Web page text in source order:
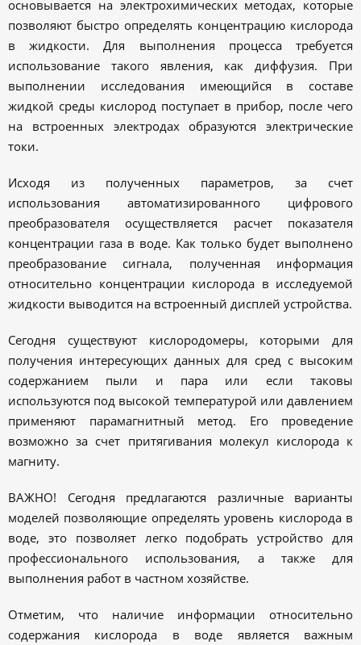
основывается на электрохимических методах, которые
позволяют быстро определять концентрацию кислорода
в жидкости. Для выполнения процесса требуется
использование такого явления, как диффузия. При
выполнении исследования имеющийся в составе
жидкой среды кислород поступает в прибор, после чего
на встроенных электродах образуются электрические
токи.
Исходя из полученных параметров, за счет
использования автоматизированного цифрового
преобразователя осуществляется расчет показателя
концентрации газа в воде. Как только будет выполнено
преобразование сигнала, полученная информация
относительно концентрации кислорода в исследуемой
жидкости выводится на встроенный дисплей устройства.
Сегодня существуют кислородомеры, которыми для
получения интересующих данных для сред с высоким
содержанием пыли и пара или если таковы
используются под высокой температурой или давлением
применяют парамагнитный метод. Его проведение
возможно за счет притягивания молекул кислорода к
магниту.
ВАЖНО! Сегодня предлагаются различные варианты
моделей позволяющие определять уровень кислорода в
воде, это позволяет легко подобрать устройство для
профессионального использования, а также для
выполнения работ в частном хозяйстве.
Отметим, что наличие информации относительно
содержания кислорода в воде является важным